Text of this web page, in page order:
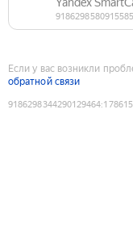
Если у вас возникли
обратной связи
9186298344290129464: